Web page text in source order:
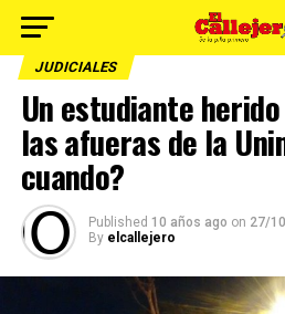
JUDICIALES
Un estudiante
las afueras de la
cuando?
Published 10 años ago on 27/
By elcallejero